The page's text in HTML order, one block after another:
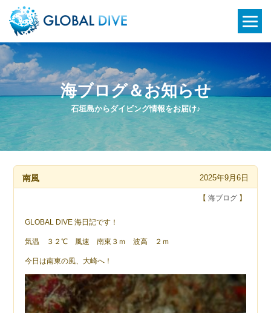
石垣島からダイビング情報をお届け♪
海ブログ＆お知らせ
南風 2025年9月6日
【 海ブログ】
GLOBAL DIVE 海日記です！
気温 ３２℃ 風速 南東３ｍ 波高 ２ｍ
今日は南東の風、大崎へ！